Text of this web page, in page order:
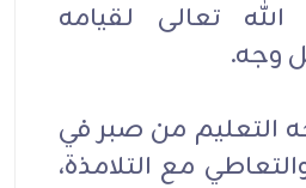
تعالى لقيامه
وجه.
التعليم من صبر في
مع التلامذة،